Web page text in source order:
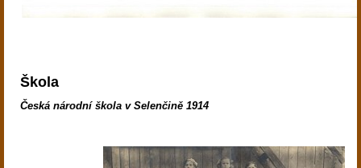
Škola
Česká národní škola v Selenčině 1914